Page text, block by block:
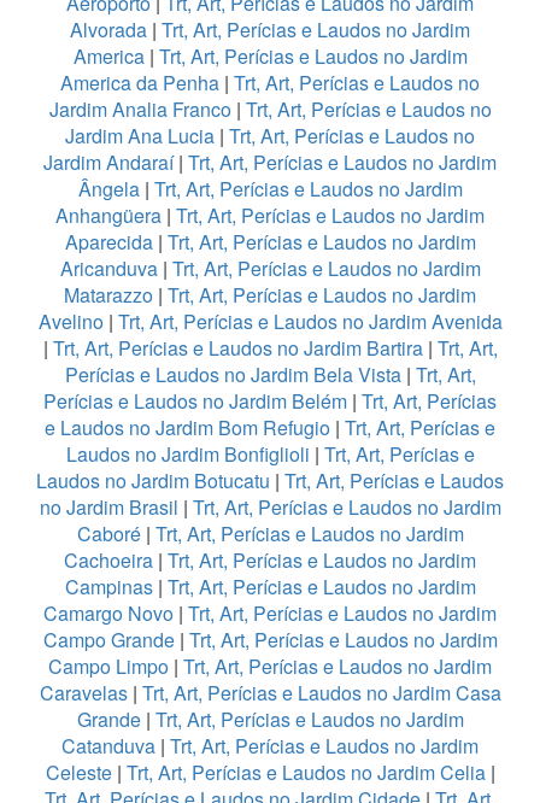
Alvorada | Trt, Art, Perícias e Laudos no Jardim
America| Trt, Art, Perícias e Laudos no Jardim
America da Penha | Trt, Art, Perícias e Laudos no
Jardim Analia Franco| Trt, Art, Perícias e Laudos no
Jardim Ana Lucia | Trt, Art, Perícias e Laudos no
Jardim Andaraí| Trt, Art, Perícias e Laudos no Jardim
Ângela| Trt, Art, Perícias e Laudos no Jardim
Anhangüera | Trt, Art, Perícias e Laudos no Jardim
Aparecida| Trt, Art, Perícias e Laudos no Jardim
Aricanduva| Trt, Art, Perícias e Laudos no Jardim
Matarazzo | Trt, Art, Perícias e Laudos no Jardim
Avelino| Trt, Art, Perícias e Laudos no Jardim Avenida
| Trt, Art, Perícias e Laudos no Jardim Bartira| Trt, Art,
Perícias e Laudos no Jardim Bela Vista| Trt, Art,
Perícias e Laudos no Jardim Belém | Trt, Art, Perícias
e Laudos no Jardim Bom Refugio | Trt, Art, Perícias e
Laudos no Jardim Bonfiglioli | Trt, Art, Perícias e
Laudos no Jardim Botucatu | Trt, Art, Perícias e Laudos
no Jardim Brasil | Trt, Art, Perícias e Laudos no Jardim
Caboré| Trt, Art, Perícias e Laudos no Jardim
Cachoeira | Trt, Art, Perícias e Laudos no Jardim
Campinas| Trt, Art, Perícias e Laudos no Jardim
Camargo Novo | Trt, Art, Perícias e Laudos no Jardim
Campo Grande| Trt, Art, Perícias e Laudos no Jardim
Campo Limpo | Trt, Art, Perícias e Laudos no Jardim
Caravelas| Trt, Art, Perícias e Laudos no Jardim Casa
Grande| Trt, Art, Perícias e Laudos no Jardim
Catanduva | Trt, Art, Perícias e Laudos no Jardim
Celeste| Trt, Art, Perícias e Laudos no Jardim Celia|